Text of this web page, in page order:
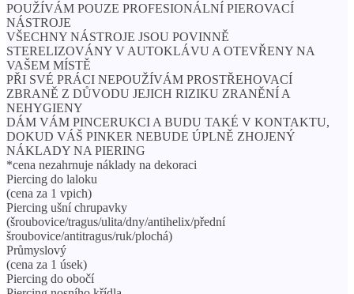
POUŽÍVÁM POUZE PROFESIONÁLNÍ PIEROVACÍ
NÁSTROJE
VŠECHNY NÁSTROJE JSOU POVINNĚ
STERELIZOVÁNY V AUTOKLÁVU A OTEVŘENY NA
VAŠEM MÍSTĚ
PŘI SVÉ PRÁCI NEPOUŽÍVÁM PROSTŘEHOVACÍ
ZBRANĚ Z DŮVODU JEJICH RIZIKU ZRANĚNÍ A
NEHYGIENY
DÁM VÁM PINCERUKCI A BUDU TAKÉ V KONTAKTU,
DOKUD VÁŠ PINKER NEBUDE ÚPLNĚ ZHOJENÝ
NÁKLADY NA PIERING
*cena nezahrnuje náklady na dekoraci
Piercing do laloku
(cena za 1 vpich)
Piercing ušní chrupavky
(šroubovice/tragus/ulita/dny/antihelix/přední
šroubovice/antitragus/ruk/plochá)
Průmyslový
(cena za 1 úsek)
Piercing do obočí